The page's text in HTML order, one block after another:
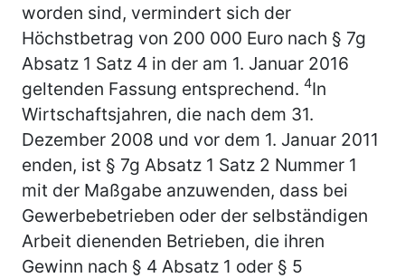
worden sind, vermindert sich der
Höchstbetrag von 200 000 Euro nach § 7g
Absatz 1 Satz 4 in der am 1. Januar 2016
geltenden Fassung entsprechend. 4In
Wirtschaftsjahren, die nach dem 31.
Dezember 2008 und vor dem 1. Januar 2011
enden, ist § 7g Absatz 1 Satz 2 Nummer 1
mit der Maßgabe anzuwenden, dass bei
Gewerbebetrieben oder der selbständigen
Arbeit dienenden Betrieben, die ihren
Gewinn nach § 4 Absatz 1 oder § 5